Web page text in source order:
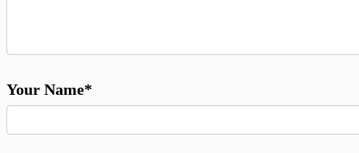
Your Name*